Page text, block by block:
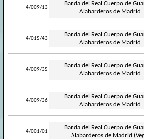
4/009/13
Banda del Real Cuerpo de
Alabarderos de Madrid
4/015/43
Banda del Real Cuerpo de
Alabarderos de Madrid
4/009/35
Banda del Real Cuerpo de
Alabarderos de Madrid
4/009/36
Banda del Real Cuerpo de
Alabarderos de Madrid
4/001/01
Banda del Real Cuerpo de
Alabarderos de Madrid